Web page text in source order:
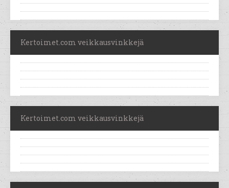
Kertoimet.com veikkausvinkkejä
Kertoimet.com veikkausvinkkejä